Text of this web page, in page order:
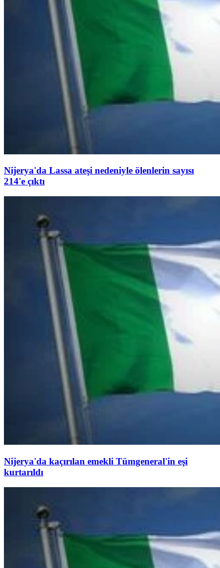
Nijerya'da Lassa ateşi nedeniyle ölenlerin sayısı
214'e çıktı
Nijerya'da kaçırılan emekli Tümgeneral'in eşi
kurtarıldı